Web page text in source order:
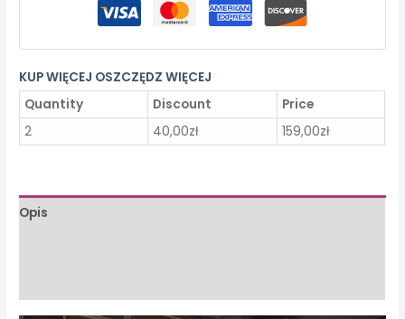
KUP WIĘCEJ OSZCZĘDZ WIĘCEJ
Quantity
Discount
Price
2
40,00zł 159,00zł
Opis